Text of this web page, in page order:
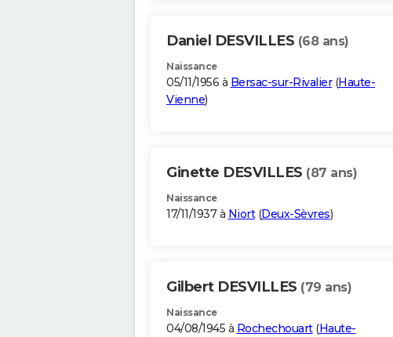
Daniel DESVILLES (68 ans)
Naissance
05/11/1956 à Bersac-sur-Rivalier(Haute-
Vienne)
Ginette DESVILLES (87 ans)
Naissance
17/11/1937 à Niort(Deux-Sèvres)
Gilbert DESVILLES (79 ans)
Naissance
04/08/1945 à Rochechouart(Haute-